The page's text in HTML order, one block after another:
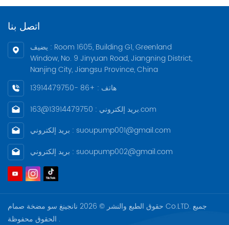
اتصل بنا
يضيف : Room 1605, Building G1, Greenland
Window, No. 9 Jinyuan Road, Jiangning District,
Nanjing City, Jiangsu Province, China
هاتف : +86 -13914479750
بريد إلكتروني : 13914479750@163.com
بريد إلكتروني : suoupump001@gmail.com
بريد إلكتروني : suoupump002@gmail.com
حقوق الطبع والنشر © 2026 نانجينغ سو مضخة صمام Co.LTD. جميع
الحقوق محفوظة .